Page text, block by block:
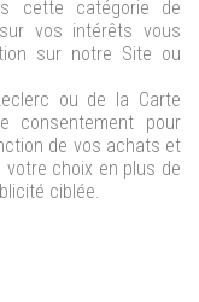
cette catégorie de
vos intérêts vous
sur notre Site ou
ou de la Carte
consentement pour
de vos achats et
choix en plus de
ciblée.